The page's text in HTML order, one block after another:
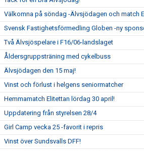
Välkomna på söndag -Älvsjödagen och match
Svensk Fastighetsförmedling Globen -ny
Två Älvsjöspelare i F16/06-landslaget
Åldersgruppsträning med cykelbuss
Älvsjödagen den 15 maj!
Vinst och förlust i helgens seniormatcher
Hemmamatch Elitettan lördag 30 april!
Uppdatering från styrelsen 28/4
Girl Camp vecka 25 -favorit i repris
Vinst över Sundsvalls DFF!